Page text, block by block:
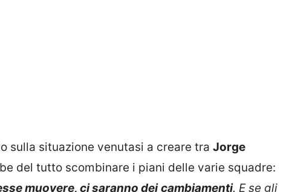
sulla situazione venutasi a creare tra Jorge
del tutto scombinare i piani delle varie squadre:
muovere, ci saranno dei cambiamenti. E se gli